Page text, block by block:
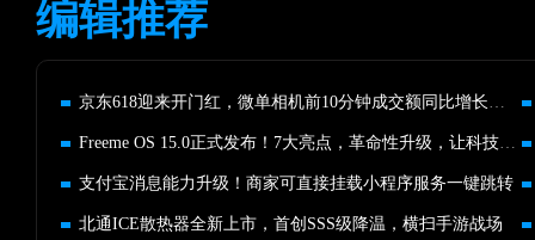
编辑推荐
京东618迎来开门红，微单相机前10分钟成交额同比增长超100%
Freeme OS 15.0正式发布！7大亮点，革命性升级，让科技触手可及
支付宝消息能力升级！商家可直接挂载小程序服务一键跳转
北通ICE散热器全新上市，首创SSS级降温，横扫手游战场